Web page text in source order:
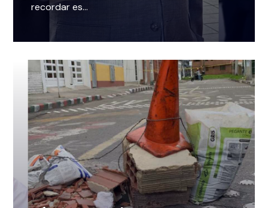
recordar es...